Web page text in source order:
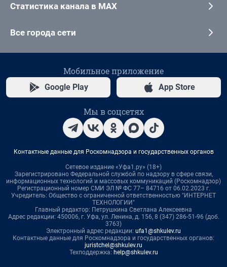
Статистика канала в MAX
Все города сети
Мобильное приложение
Google Play App Store
Мы в соцсетях
Контактные данные для Роскомнадзора и государственных органов
Сетевое издание «Уфа1.ру» (18+)
Зарегистрировано Федеральной службой по надзору в сфере связи,
информационных технологий и массовых коммуникаций (Роскомнадзор)
Регистрационный номер СМИ ЭЛ № ФС 77– 84716 от 06.02.2023 г.
Учредитель: Общество с ограниченной ответственностью "ИНТЕРНЕТ
ТЕХНОЛОГИИ"
Главный редактор: Петрушкина Светлана Алексеевна
Адрес редакции: 450006, г. Уфа, ул. Ленина, д. 156, 8 (347) 286-51-96 (доб.
3763)
Электронный адрес редакции: ufa1@shkulev.ru
Контактные данные для Роскомнадзора и государственных органов:
juristchel@shkulev.ru
Техподдержка: help@shkulev.ru